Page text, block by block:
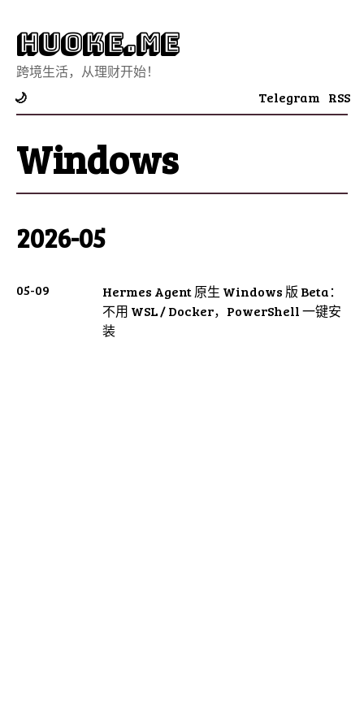
Huoke.Me
跨境生活，从理财开始！
🌙 Telegram RSS
Windows
2026-05
05-09
Hermes Agent 原生 Windows 版 Beta：
不用 WSL / Docker，PowerShell 一键安
装